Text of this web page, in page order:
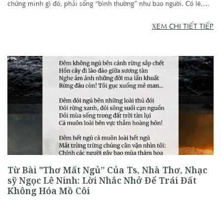
chứng minh gì đó, phải sống “bình thường” như bao người. Có lẽ,
được nhìn nhận, được gọi là “đang sống”. Tôi bắt đầu nghĩ… có lẽ
XEM CHI TIẾT TIẾP
Từ Bài "Thơ Mất Ngủ” Của Ts, Nhà Thơ, Nhạc
sỹ Ngọc Lê Ninh: Lời Nhắc Nhở Để Trái Đất
Không Hóa Mồ Côi